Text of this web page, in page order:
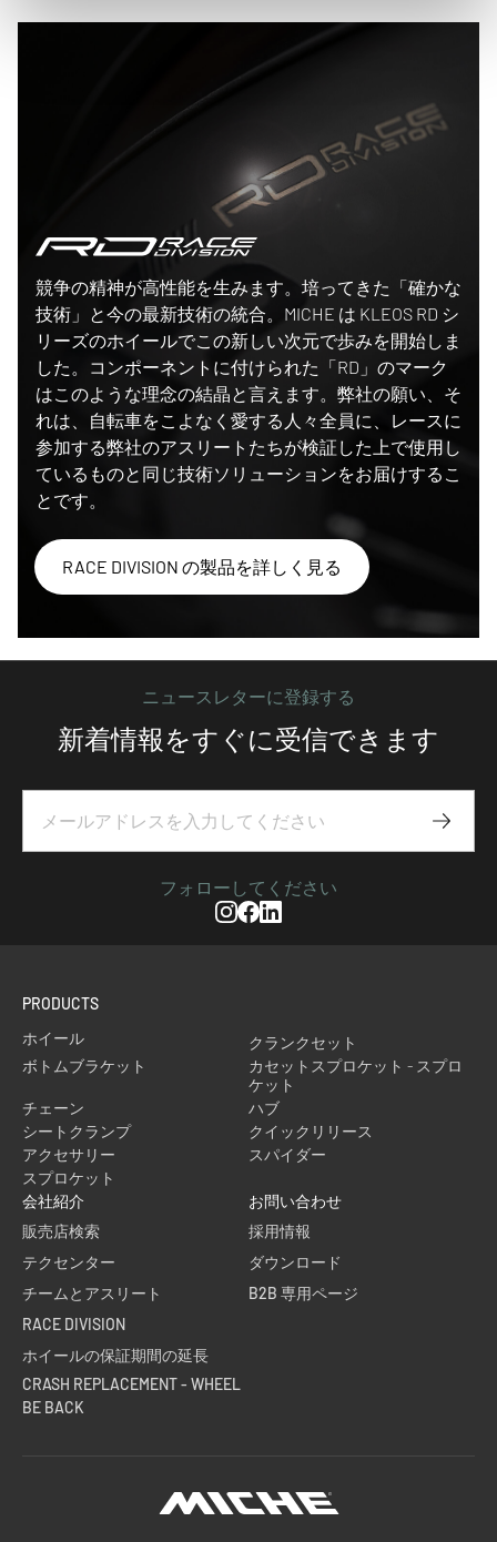
競争の精神が高性能を生みます。培ってきた「確かな
技術」と今の最新技術の統合。MICHE は KLEOS RD シ
リーズのホイールでこの新しい次元で歩みを開始しま
した。コンポーネントに付けられた「RD」のマーク
はこのような理念の結晶と言えます。弊社の願い、そ
れは、自転車をこよなく愛する人々全員に、レースに
参加する弊社のアスリートたちが検証した上で使用し
ているものと同じ技術ソリューションをお届けするこ
とです。
RACE DIVISION の製品を詳しく見る
ニュースレターに登録する
新着情報をすぐに受信できます
フォローしてください
Instagram
Facebook
Linkedin
PRODUCTS
ホイール
クランクセット
ボトムブラケット
カセットスプロケット - スプロ
ケット
チェーン
ハブ
シートクランプ
クイックリリース
アクセサリー
スパイダー
スプロケット
会社紹介
販売店検索
テクセンター
チームとアスリート
RACE DIVISION
ホイールの保証期間の延長
CRASH REPLACEMENT - WHEEL
BE BACK
お問い合わせ
採用情報
ダウンロード
B2B 専用ページ